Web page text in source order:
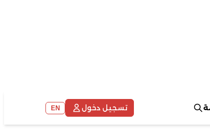
تسجيل دخول EN